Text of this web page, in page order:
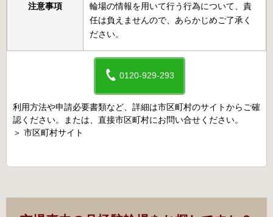
注意事項
輪場の情報を用いて行う行為について、責
任は負えませんので、あらかじめご了承く
ださい。
0120-929-293
利用方法や申請必要書類など、詳細は市区町村のサイトからご確
認ください。または、直接市区町村にお問い合せください。
＞ 市区町村サイト